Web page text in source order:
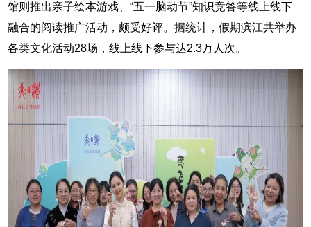
馆则推出亲子绘本游戏、“五一脑动节”知识竞答等线上线下
融合的阅读推广活动，颇受好评。据统计，假期滨江共举办
各类文化活动28场，线上线下参与达2.3万人次。